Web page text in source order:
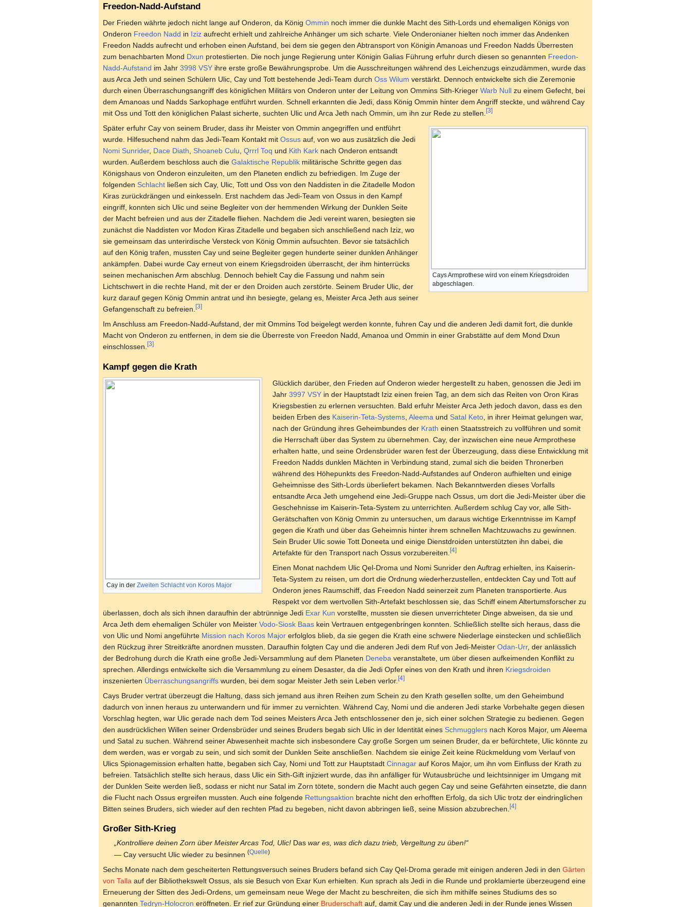
Freedon-Nadd-Aufstand
Der Frieden währte jedoch nicht lange auf Onderon, da König Ommin noch immer die dunkle Macht des Sith-Lords und ehemaligen Königs von
Onderon Freedon Nadd in Iziz aufrecht erhielt und zahlreiche Anhänger um sich scharte. Viele Onderonianer hielten noch immer das Andenken
Freedon Nadds aufrecht und erhoben einen Aufstand, bei dem sie gegen den Abtransport von Königin Amanoas und Freedon Nadds Überresten
zum benachbarten Mond Dxun protestierten. Die noch junge Regierung unter Königin Galias Führung erfuhr durch diesen so genannten Freedon-
Nadd-Aufstand im Jahr 3998 VSY ihre erste große Bewährungsprobe. Um die Ausschreitungen während des Leichenzugs einzudämmen, wurde das
aus Arca Jeth und seinen Schülern Ulic, Cay und Tott bestehende Jedi-Team durch Oss Wilum verstärkt. Dennoch entwickelte sich die Zeremonie
durch einen Überraschungsangriff des königlichen Militärs von Onderon unter der Leitung von Ommins Sith-Krieger Warb Null zu einem Gefecht, bei
dem Amanoas und Nadds Sarkophage entführt wurden. Schnell erkannten die Jedi, dass König Ommin hinter dem Angriff steckte, und während Cay
mit Oss und Tott den königlichen Palast sicherte, suchten Ulic und Arca Jeth nach Ommin, um ihn zur Rede zu stellen. [3]
Cays Armprothese wird von einem Kriegsdroiden
abgeschlagen.
Später erfuhr Cay von seinem Bruder, dass ihr Meister von Ommin angegriffen und entführt
wurde. Hilfesuchend nahm das Jedi-Team Kontakt mit Ossus auf, von wo aus zusätzlich die Jedi
Nomi Sunrider, Dace Diath Shoaneb Culu Qrrrl Toq und Kith Kark nach Onderon entsandt
wurden. Außerdem beschloss auch die Galaktische Republik militärische Schritte gegen das
Königshaus von Onderon einzuleiten, um den Planeten endlich zu befriedigen. Im Zuge der
folgenden Schlacht ließen sich Cay, Ulic, Tott und Oss von den Naddisten in die Zitadelle Modon
Kiras zurückdrängen und einkesseln. Erst nachdem das Jedi-Team von Ossus in den Kampf
eingriff, konnten sich Ulic und seine Begleiter von der hemmenden Wirkung der Dunklen Seite
der Macht befreien und aus der Zitadelle fliehen. Nachdem die Jedi vereint waren, besiegten sie
zunächst die Naddisten vor Modon Kiras Zitadelle und begaben sich anschließend nach Iziz, wo
sie gemeinsam das unterirdische Versteck von König Ommin aufsuchten. Bevor sie tatsächlich
auf den König trafen, mussten Cay und seine Begleiter gegen hunderte seiner dunklen Anhänger
ankämpfen. Dabei wurde Cay erneut von einem Kriegsdroiden überrascht, der ihm hinterrücks
seinen mechanischen Arm abschlug. Dennoch behielt Cay die Fassung und nahm sein
Lichtschwert in die rechte Hand, mit der er den Droiden auch zerstörte. Seinem Bruder Ulic, der
kurz darauf gegen König Ommin antrat und ihn besiegte, gelang es, Meister Arca Jeth aus seiner
Gefangenschaft zu befreien. [3]
Im Anschluss am Freedon-Nadd-Aufstand, der mit Ommins Tod beigelegt werden konnte, fuhren Cay und die anderen Jedi damit fort, die dunkle
Macht von Onderon zu entfernen, in dem sie die Überreste von Freedon Nadd, Amanoa und Ommin in einer Grabstätte auf dem Mond Dxun
einschlossen. [3]
Kampf gegen die Krath
Cay in der Zweiten Schlacht von Koros Major
Glücklich darüber, den Frieden auf Onderon wieder hergestellt zu haben, genossen die Jedi im
Jahr 3997 VSYin der Hauptstadt Iziz einen freien Tag, an dem sich das Reiten von Oron Kiras
Kriegsbestien zu erlernen versuchten. Bald erfuhr Meister Arca Jeth jedoch davon, dass es den
beiden Erben des Kaiserin-Teta-Systems, Aleema und Satal Keto, in ihrer Heimat gelungen war,
nach der Gründung ihres Geheimbundes der Krath einen Staatsstreich zu vollführen und somit
die Herrschaft über das System zu übernehmen. Cay, der inzwischen eine neue Armprothese
erhalten hatte, und seine Ordensbrüder waren fest der Überzeugung, dass diese Entwicklung mit
Freedon Nadds dunklen Mächten in Verbindung stand, zumal sich die beiden Thronerben
während des Höhepunkts des Freedon-Nadd-Aufstandes auf Onderon aufhielten und einige
Geheimnisse des Sith-Lords überliefert bekamen. Nach Bekanntwerden dieses Vorfalls
entsandte Arca Jeth umgehend eine Jedi-Gruppe nach Ossus, um dort die Jedi-Meister über die
Geschehnisse im Kaiserin-Teta-System zu unterrichten. Außerdem schlug Cay vor, alle Sith-
Gerätschaften von König Ommin zu untersuchen, um daraus wichtige Erkenntnisse im Kampf
gegen die Krath und über das Geheimnis hinter ihrem schnellen Machtzuwachs zu gewinnen.
Sein Bruder Ulic sowie Tott Doneeta und einige Dienstdroiden unterstützten ihn dabei, die
Artefakte für den Transport nach Ossus vorzubereiten. [4]
Einen Monat nachdem Ulic Qel-Droma und Nomi Sunrider den Auftrag erhielten, ins Kaiserin-
Teta-System zu reisen, um dort die Ordnung wiederherzustellen, entdeckten Cay und Tott auf
Onderon jenes Raumschiff, das Freedon Nadd seinerzeit zum Planeten transportierte. Aus
Respekt vor dem wertvollen Sith-Artefakt beschlossen sie, das Schiff einem Altertumsforscher zu
überlassen, doch als sich ihnen daraufhin der abtrünnige Jedi Exar Kun vorstellte, mussten sie diesen unverrichteter Dinge abweisen, da sie und
Arca Jeth dem ehemaligen Schüler von Meister Vodo-Siosk Baas kein Vertrauen entgegenbringen konnten. Schließlich stellte sich heraus, dass die
von Ulic und Nomi angeführte Mission nach Koros Major erfolglos blieb, da sie gegen die Krath eine schwere Niederlage einstecken und schließlich
den Rückzug ihrer Streitkräfte anordnen mussten. Daraufhin folgten Cay und die anderen Jedi dem Ruf von Jedi-Meister Odan-Urr, der anlässlich
der Bedrohung durch die Krath eine große Jedi-Versammlung auf dem Planeten Deneba veranstaltete, um über diesen aufkeimenden Konflikt zu
sprechen. Allerdings entwickelte sich die Versammlung zu einem Desaster, da die Jedi Opfer eines von den Krath und ihren Kriegsdroiden
inszenierten Überraschungsangriffs wurden, bei dem sogar Meister Jeth sein Leben verlor. [4]
Cays Bruder vertrat überzeugt die Haltung, dass sich jemand aus ihren Reihen zum Schein zu den Krath gesellen sollte, um den Geheimbund
dadurch von innen heraus zu unterwandern und für immer zu vernichten. Während Cay, Nomi und die anderen Jedi starke Vorbehalte gegen diesen
Vorschlag hegten, war Ulic gerade nach dem Tod seines Meisters Arca Jeth entschlossener den je, sich einer solchen Strategie zu bedienen. Gegen
den ausdrücklichen Willen seiner Ordensbrüder und seines Bruders begab sich Ulic in der Identität eines Schmugglers nach Koros Major, um Aleema
und Satal zu suchen. Während seiner Abwesenheit machte sich insbesondere Cay große Sorgen um seinen Bruder, da er befürchtete, Ulic könnte zu
dem werden, was er vorgab zu sein, und sich somit der Dunklen Seite anschließen. Nachdem sie einige Zeit keine Rückmeldung vom Verlauf von
Ulics Spionagemission erhalten hatte, begaben sich Cay, Nomi und Tott zur Hauptstadt Cinnagar auf Koros Major, um ihn vom Einfluss der Krath zu
befreien. Tatsächlich stellte sich heraus, dass Ulic ein Sith-Gift injiziert wurde, das ihn anfälliger für Wutausbrüche und leichtsinniger im Umgang mit
der Dunklen Seite werden ließ, sodass er nicht nur Satal im Zorn tötete, sondern die Macht auch gegen Cay und seine Gefährten einsetzte, die dann
die Flucht nach Ossus ergreifen mussten. Auch eine folgende Rettungsaktion brachte nicht den erhofften Erfolg, da sich Ulic trotz der eindringlichen
Bitten seines Bruders, sich wieder auf den rechten Pfad zu begeben, nicht davon abbringen ließ, seine Mission abzubrechen. [4]
Großer Sith-Krieg
„Kontrolliere deinen Zorn über Meister Arcas Tod, Ulic! Das war es, was dich dazu trieb, Vergeltung zu üben!“
— Cay versucht Ulic wieder zu besinnen(Quelle)
Sechs Monate nach dem gescheiterten Rettungsversuch seines Bruders befand sich Cay Qel-Droma gerade mit einigen anderen Jedi in den Gärten
von Talla auf der Bibliothekswelt Ossus, als sie Besuch von Exar Kun erhielten. Kun sprach als Jedi in die Runde und proklamierte überzeugend eine
Erneuerung der Sitten des Jedi-Ordens, um gemeinsam neue Wege der Macht zu beschreiten, die sich ihm mithilfe seines Studiums des so
genannten Tedryn-Holocron eröffneten. Er rief zur Gründung einer Bruderschaft auf, damit Cay und die anderen Jedi in der Runde jenes Wissen